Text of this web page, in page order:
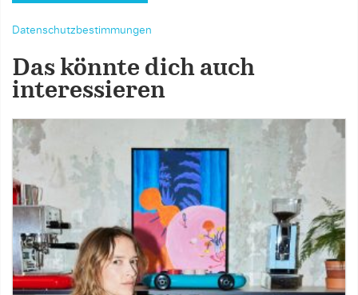
Datenschutzbestimmungen
Das könnte dich auch
interessieren